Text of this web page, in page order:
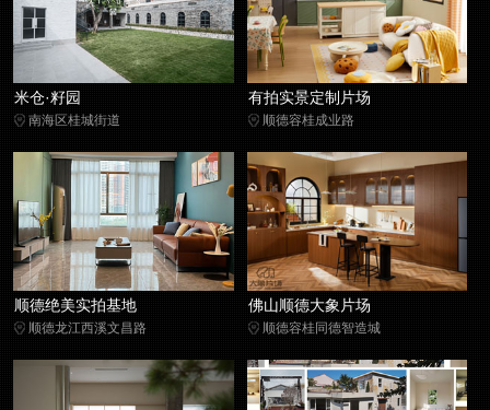
米仓·籽园
南海区桂城街道
有拍实景定制片场
顺德容桂成业路
顺德绝美实拍基地
顺德龙江西溪文昌路
佛山顺德大象片场
顺德容桂同德智造城